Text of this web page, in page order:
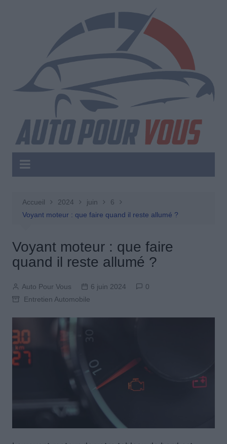
Accueil 2024 juin
6
Voyant moteur : que faire quand il reste allumé ?
Voyant moteur : que faire
quand il reste allumé ?
Auto Pour Vous 6 juin 2024
0
Entretien Automobile